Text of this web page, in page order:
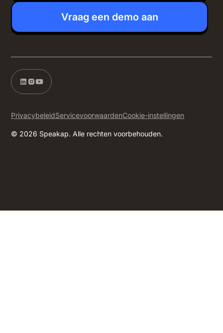
Vraag een demo aan
© 2026 Speakap. Alle rechten voorbehouden.
PrivacybeleidServicevoorwaardenCookie-instellingen